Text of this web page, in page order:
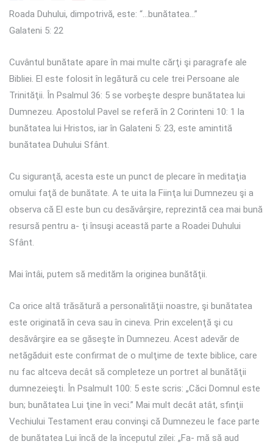
Roada Duhului, dimpotrivă, este: “…bunătatea…”
Galateni 5: 22
Cuvântul bunătate apare în mai multe cărţi şi paragrafe ale
Bibliei. El este folosit în legătură cu cele trei Persoane ale
Trinităţii. În Psalmul 36: 5 se vorbeşte despre bunătatea lui
Dumnezeu. Apostolul Pavel se referă în 2 Corinteni 10: 1 la
bunătatea lui Hristos, iar în Galateni 5: 23, este amintită
bunătatea Duhului Sfânt.
Cu siguranţă, acesta este un punct de plecare în meditaţia
omului faţă de bunătate. A te uita la Fiinţa lui Dumnezeu şi a
observa că El este bun cu desăvârşire, reprezintă cea mai bună
resursă pentru a- ţi însuşi această parte a Roadei Duhului
Sfânt.
Mai întâi, putem să medităm la originea bunătăţii.
Ca orice altă trăsătură a personalităţii noastre, şi bunătatea
este originată în ceva sau în cineva. Prin excelenţă şi cu
desăvârşire ea se găseşte în Dumnezeu. Acest adevăr de
netăgăduit este confirmat de o mulţime de texte biblice, care
nu fac altceva decât să completeze un portret al bunătăţii
dumnezeieşti. În Psalmult 100: 5 este scris: „Căci Domnul este
bun; bunătatea Lui ţine în veci.” Mai mult decât atât, sfinţii
Vechiului Testament erau convinşi că Dumnezeu le face parte
de bunătatea Lui încă de la începutul zilei: „Fa- mă să aud